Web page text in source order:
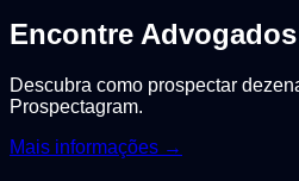
Encontre Advogados
Descubra como prospectar
Prospectagram.
Mais informações →